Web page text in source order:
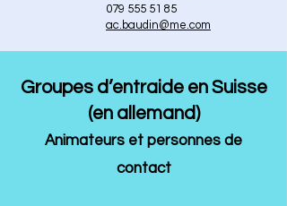
079 555 51 85
ac.baudin@me.com
Groupes d’entraide en Suisse
(en allemand)
Animateurs et personnes de
contact